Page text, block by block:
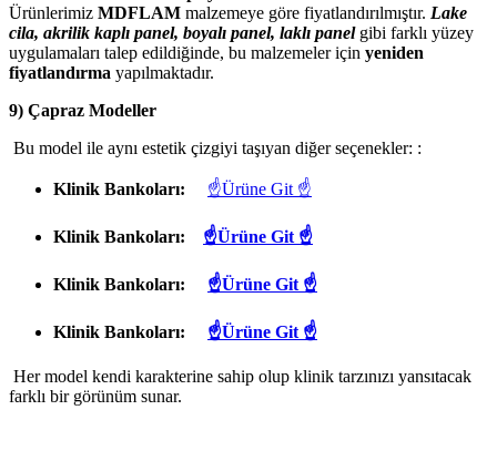
Ürünlerimiz MDFLAM malzemeye göre fiyatlandırılmıştır. Lake
cila, akrilik kaplı panel, boyalı panel, laklı panel gibi farklı yüzey
uygulamaları talep edildiğinde, bu malzemeler için yeniden
fiyatlandırma yapılmaktadır.
9) Çapraz Modeller
Bu model ile aynı estetik çizgiyi taşıyan diğer seçenekler: :
Klinik Bankoları: ☝Ürüne Git ☝
Klinik Bankoları: ☝Ürüne Git ☝
Klinik Bankoları: ☝Ürüne Git ☝
Klinik Bankoları: ☝Ürüne Git ☝
Her model kendi karakterine sahip olup klinik tarzınızı yansıtacak
farklı bir görünüm sunar.